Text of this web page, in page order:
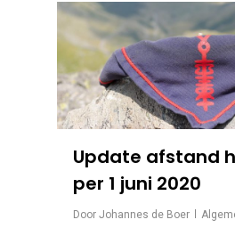
Update afstand
per 1 juni 2020
Door Johannes de Boer